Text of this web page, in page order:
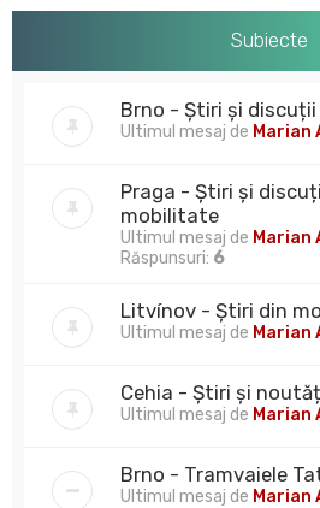
Subiecte
Brno - Știri și discuții
Ultimul mesaj de Marian
Praga - Știri și
mobilitate
Ultimul mesaj de Marian
Răspunsuri: 6
Litvínov - Știri din
Ultimul mesaj de Marian
Cehia - Știri și
Ultimul mesaj de Marian
Brno - Tramvaiele
Ultimul mesaj de Marian